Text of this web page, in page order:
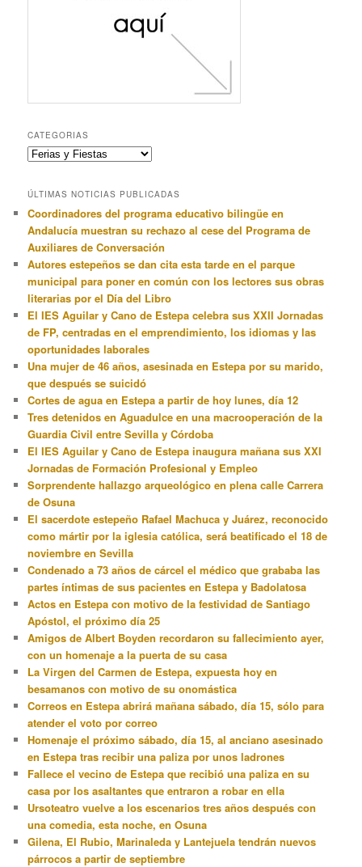
CATEGORIAS
Categorias
ÚLTIMAS NOTICIAS PUBLICADAS
Coordinadores del programa educativo bilingüe en
Andalucía muestran su rechazo al cese del Programa de
Auxiliares de Conversación
Autores estepeños se dan cita esta tarde en el parque
municipal para poner en común con los lectores sus obras
literarias por el Día del Libro
El IES Aguilar y Cano de Estepa celebra sus XXII Jornadas
de FP, centradas en el emprendimiento, los idiomas y las
oportunidades laborales
Una mujer de 46 años, asesinada en Estepa por su marido,
que después se suicidó
Cortes de agua en Estepa a partir de hoy lunes, día 12
Tres detenidos en Aguadulce en una macrooperación de la
Guardia Civil entre Sevilla y Córdoba
El IES Aguilar y Cano de Estepa inaugura mañana sus XXI
Jornadas de Formación Profesional y Empleo
Sorprendente hallazgo arqueológico en plena calle Carrera
de Osuna
El sacerdote estepeño Rafael Machuca y Juárez, reconocido
como mártir por la iglesia católica, será beatificado el 18 de
noviembre en Sevilla
Condenado a 73 años de cárcel el médico que grababa las
partes íntimas de sus pacientes en Estepa y Badolatosa
Actos en Estepa con motivo de la festividad de Santiago
Apóstol, el próximo día 25
Amigos de Albert Boyden recordaron su fallecimiento ayer,
con un homenaje a la puerta de su casa
La Virgen del Carmen de Estepa, expuesta hoy en
besamanos con motivo de su onomástica
Correos en Estepa abrirá mañana sábado, día 15, sólo para
atender el voto por correo
Homenaje el próximo sábado, día 15, al anciano asesinado
en Estepa tras recibir una paliza por unos ladrones
Fallece el vecino de Estepa que recibió una paliza en su
casa por los asaltantes que entraron a robar en ella
Ursoteatro vuelve a los escenarios tres años después con
una comedia, esta noche, en Osuna
Gilena, El Rubio, Marinaleda y Lantejuela tendrán nuevos
párrocos a partir de septiembre